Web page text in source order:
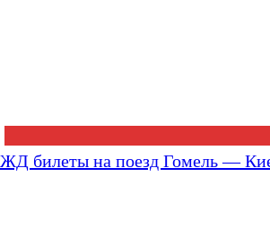
ЖД билеты на поезд Гомель —